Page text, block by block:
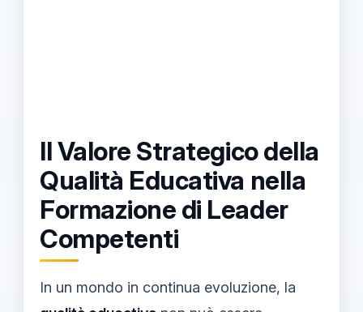
Il Valore Strategico della
Qualità Educativa nella
Formazione di Leader
Competenti
In un mondo in continua evoluzione, la